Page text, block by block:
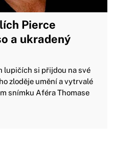
Pierce
a ukradený
lupičích si přijdou na své
zloděje umění a vytrvalé
snímku Aféra Thomase